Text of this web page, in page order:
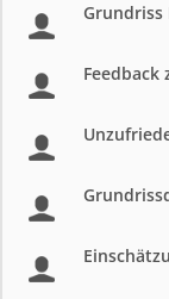
Grundriss
Feedback